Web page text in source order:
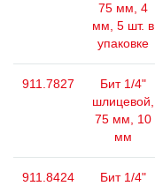
75 мм, 4
мм, 5 шт. в
упаковке
911.7827
Бит 1/4"
шлицевой,
75 мм, 10
мм
911.8424
Бит 1/4"